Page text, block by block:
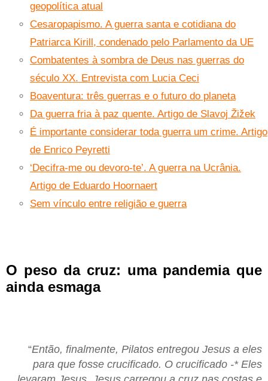
geopolítica atual
Cesaropapismo. A guerra santa e cotidiana do
Patriarca Kirill, condenado pelo Parlamento da UE
Combatentes à sombra de Deus nas guerras do
século XX. Entrevista com Lucia Ceci
Boaventura: três guerras e o futuro do planeta
Da guerra fria à paz quente. Artigo de Slavoj Žižek
É importante considerar toda guerra um crime. Artigo
de Enrico Peyretti
‘Decifra-me ou devoro-te’. A guerra na Ucrânia.
Artigo de Eduardo Hoornaert
Sem vínculo entre religião e guerra
O peso da cruz: uma pandemia que
ainda esmaga
“Então, finalmente, Pilatos entregou Jesus a eles
para que fosse crucificado. O crucificado -* Eles